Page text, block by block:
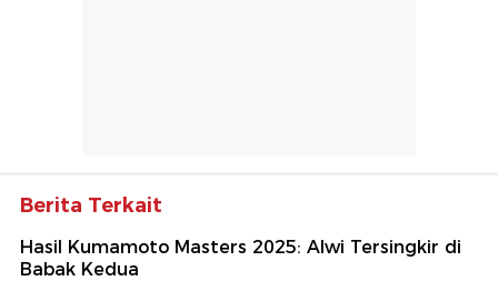
Berita Terkait
Hasil Kumamoto Masters 2025: Alwi Tersingkir di
Babak Kedua